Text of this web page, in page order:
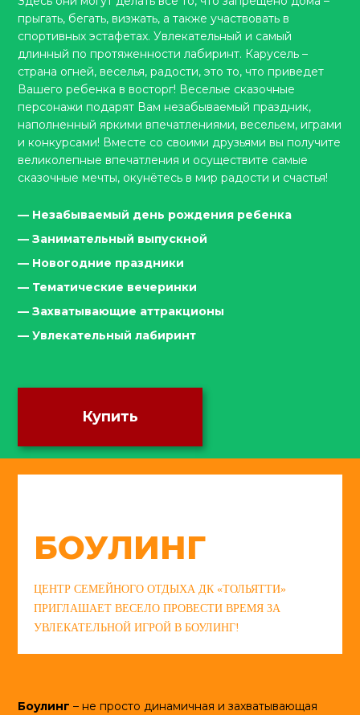
прыгать, бегать, визжать, а также участвовать в
спортивных эстафетах. Увлекательный и самый
длинный по протяженности лабиринт. Карусель –
страна огней, веселья, радости, это то, что приведет
Вашего ребенка в восторг! Веселые сказочные
персонажи подарят Вам незабываемый праздник,
наполненный яркими впечатлениями, весельем, играми
и конкурсами! Вместе со своими друзьями вы получите
великолепные впечатления и осуществите самые
сказочные мечты, окунётесь в мир радости и счастья!
— Незабываемый день рождения ребенка
— Занимательный выпускной
— Новогодние праздники
— Тематические вечеринки
— Захватывающие аттракционы
— Увлекательный лабиринт
Купить
БОУЛИНГ
ЦЕНТР СЕМЕЙНОГО ОТДЫХА ДК «ТОЛЬЯТТИ»
ПРИГЛАШАЕТ ВЕСЕЛО ПРОВЕСТИ ВРЕМЯ ЗА
УВЛЕКАТЕЛЬНОЙ ИГРОЙ В БОУЛИНГ!
Боулинг – не просто динамичная и захватывающая